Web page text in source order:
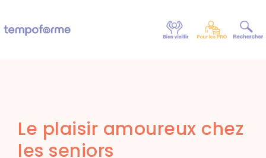
Le plaisir amoureux chez
les seniors